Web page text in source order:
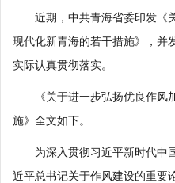
近期，中共青海省委印发《
现代化新青海的若干措施》，并
实际认真贯彻落实。
《关于进一步弘扬优良作风
施》全文如下。
为深入贯彻习近平新时代中国
近平总书记关于作风建设的重要